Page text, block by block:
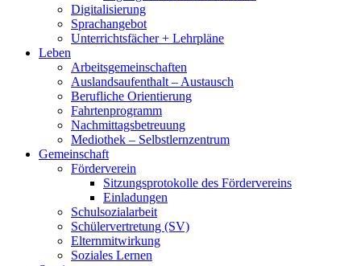
Digitalisierung
Sprachangebot
Unterrichtsfächer + Lehrpläne
Leben
Arbeitsgemeinschaften
Auslandsaufenthalt – Austausch
Berufliche Orientierung
Fahrtenprogramm
Nachmittagsbetreuung
Mediothek – Selbstlernzentrum
Gemeinschaft
Förderverein
Sitzungsprotokolle des Fördervereins
Einladungen
Schulsozialarbeit
Schülervertretung (SV)
Elternmitwirkung
Soziales Lernen